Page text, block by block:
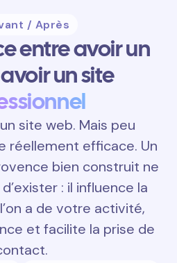
/ Après
entre avoir un
un site
site web. Mais peu
réellement efficace. Un
bien construit ne
: il influence la
a de votre activité,
et facilite la prise de